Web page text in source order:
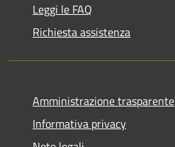
Leggi le FAQ
Richiesta assistenza
Amministrazione trasparente
Informativa privacy